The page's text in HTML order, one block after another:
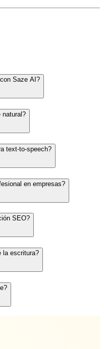
Saze AI?
natural?
text-to-speech?
en empresas?
SEO?
la escritura?